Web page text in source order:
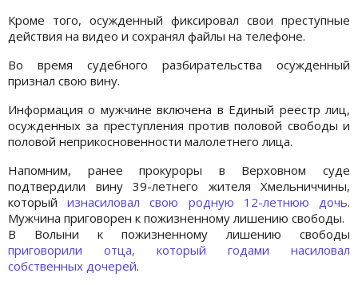
Кроме того, осужденный фиксировал свои преступные
действия на видео и сохранял файлы на телефоне.
Во время судебного разбирательства осужденный
признал свою вину.
Информация о мужчине включена в Единый реестр лиц,
осужденных за преступления против половой свободы и
половой неприкосновенности малолетнего лица.
Напомним, ранее прокуроры в Верховном суде
подтвердили вину 39-летнего жителя Хмельниччины,
которыйизнасиловал свою родную 12-летнюю дочь.
Мужчина приговорен к пожизненному лишению свободы.
В Волыни к пожизненному лишению свободы
приговорили отца, который годами насиловал
собственных дочерей.